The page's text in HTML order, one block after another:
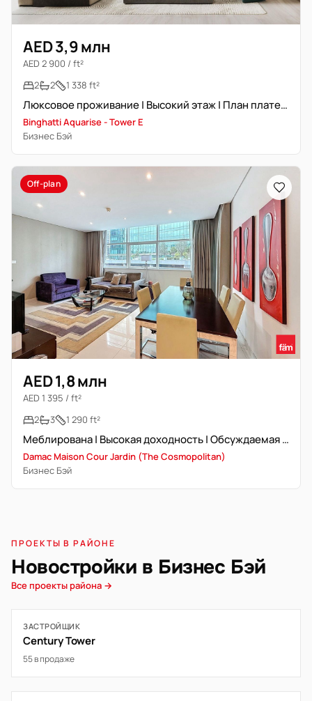
AED 3,9 млн
AED 2 900 / ft²
2
2 1 338 ft²
Люксовое проживание | Высокий этаж | План платежей
Binghatti Aquarise - Tower E
Бизнес Бэй
Off-plan
AED 1,8 млн
AED 1 395 / ft²
2
3 1 290 ft²
Меблирована | Высокая доходность | Обсуждаемая цена
Damac Maison Cour Jardin (The Cosmopolitan)
Бизнес Бэй
ПРОЕКТЫ В РАЙОНЕ
Новостройки в Бизнес Бэй
Все проекты района →
ЗАСТРОЙЩИК
Century Tower
55 в продаже